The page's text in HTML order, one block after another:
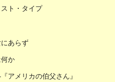
ト・タイプ
あらず
か
メリカの伯父さん』